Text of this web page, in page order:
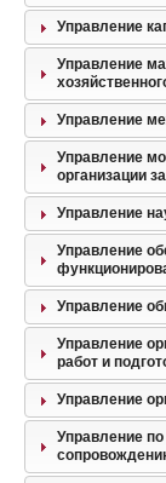
Управление
Управление
Управление
Управление
организации
Управление
Управление
Управление
Управление
работ и
Управление
Управление